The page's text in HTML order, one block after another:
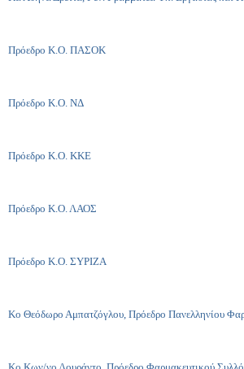
Πρόεδρο Κ.Ο. ΠΑΣΟΚ
Πρόεδρο Κ.Ο. ΝΔ
Πρόεδρο Κ.Ο. ΚΚΕ
Πρόεδρο Κ.Ο. ΛΑΟΣ
Πρόεδρο Κ.Ο. ΣΥΡΙΖΑ
Κο Θεόδωρο Αμπατζόγλου, Πρόεδρο Πανελληνίου